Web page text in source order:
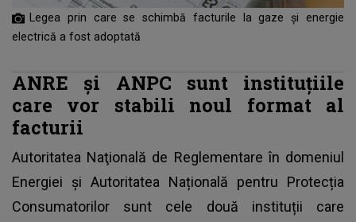
Legea prin care se schimbă facturile la gaze și energie
electrică a fost adoptată
ANRE şi ANPC sunt instituțiile
care vor stabili noul format al
facturii
Autoritatea Naţională de Reglementare în domeniul
Energiei și Autoritatea Națională pentru Protecția
Consumatorilor sunt cele două instituții care